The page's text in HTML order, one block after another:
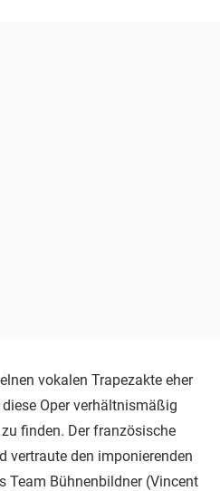
vokalen Trapezakte eher
Oper verhältnismäßig
finden. Der französische
vertraute den imponierenden
Team Bühnenbildner (Vincent